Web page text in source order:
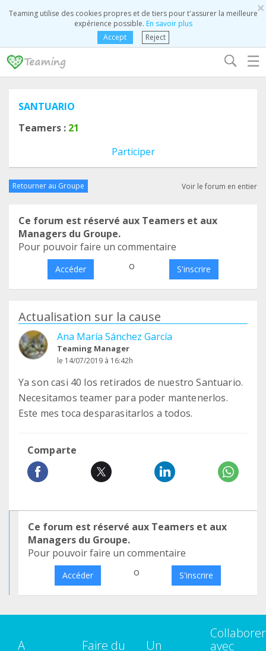
×
Teaming utilise des cookies propres et de tiers pour t'assurer la meilleure
expérience possible. En savoir plus
Accept
Reject
☰
SANTUARIO
Teamers : 21
Participer
Retourner au Groupe Voir le forum en entier
Ce forum est réservé aux Teamers et aux
Managers du Groupe.
Pour pouvoir faire un commentaire
Accéder o S'inscrire
Actualisation sur la cause
Ana María Sánchez García
Teaming Manager
le 14/07/2019 à 16:42h
Ya son casi 40 los retirados de nuestro Santuario.
Necesitamos teamer para poder mantenerlos.
Este mes toca desparasitarlos a todos.
Comparte
Ce forum est réservé aux Teamers et aux
Managers du Groupe.
Pour pouvoir faire un commentaire
Accéder o S'inscrire
A
Faire du
Un
Collaborer
avec